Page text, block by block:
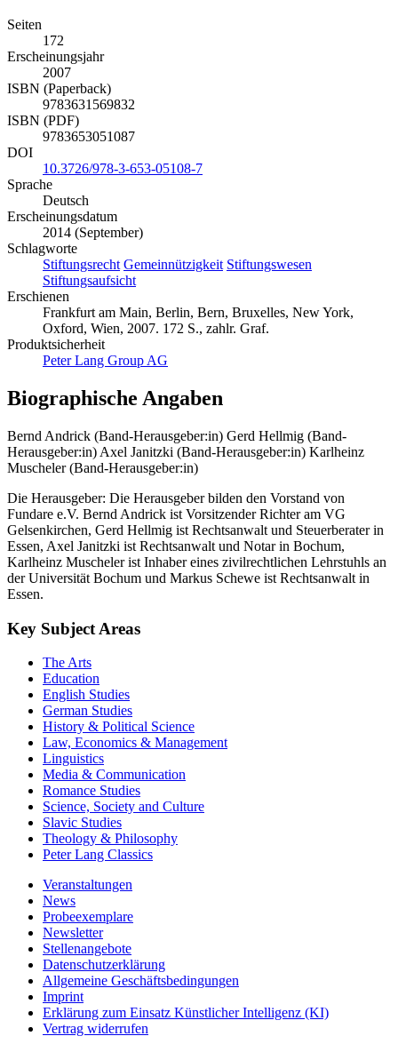
Seiten
172
Erscheinungsjahr
2007
ISBN (Paperback)
9783631569832
ISBN (PDF)
9783653051087
DOI
10.3726/978-3-653-05108-7
Sprache
Deutsch
Erscheinungsdatum
2014 (September)
Schlagworte
Stiftungsrecht Gemeinnützigkeit Stiftungswesen
Stiftungsaufsicht
Erschienen
Frankfurt am Main, Berlin, Bern, Bruxelles, New York,
Oxford, Wien, 2007. 172 S., zahlr. Graf.
Produktsicherheit
Peter Lang Group AG
Biographische Angaben
Bernd Andrick (Band-Herausgeber:in) Gerd Hellmig (Band-
Herausgeber:in) Axel Janitzki (Band-Herausgeber:in) Karlheinz
Muscheler (Band-Herausgeber:in)
Die Herausgeber: Die Herausgeber bilden den Vorstand von
Fundare e.V. Bernd Andrick ist Vorsitzender Richter am VG
Gelsenkirchen, Gerd Hellmig ist Rechtsanwalt und Steuerberater in
Essen, Axel Janitzki ist Rechtsanwalt und Notar in Bochum,
Karlheinz Muscheler ist Inhaber eines zivilrechtlichen Lehrstuhls an
der Universität Bochum und Markus Schewe ist Rechtsanwalt in
Essen.
Key Subject Areas
The Arts
Education
English Studies
German Studies
History & Political Science
Law, Economics & Management
Linguistics
Media & Communication
Romance Studies
Science, Society and Culture
Slavic Studies
Theology & Philosophy
Peter Lang Classics
Veranstaltungen
News
Probeexemplare
Newsletter
Stellenangebote
Datenschutzerklärung
Allgemeine Geschäftsbedingungen
Imprint
Erklärung zum Einsatz Künstlicher Intelligenz (KI)
Vertrag widerrufen